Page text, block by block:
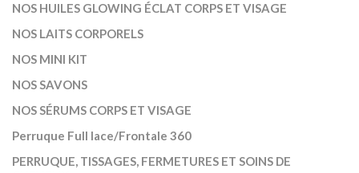
NOS HUILES GLOWING ÉCLAT CORPS ET VISAGE
NOS LAITS CORPORELS
NOS MINI KIT
NOS SAVONS
NOS SÉRUMS CORPS ET VISAGE
Perruque Full lace/Frontale 360
PERRUQUE, TISSAGES, FERMETURES ET SOINS DE